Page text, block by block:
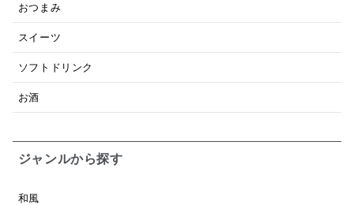
おつまみ
スイーツ
ソフトドリンク
お酒
ジャンルから探す
和風